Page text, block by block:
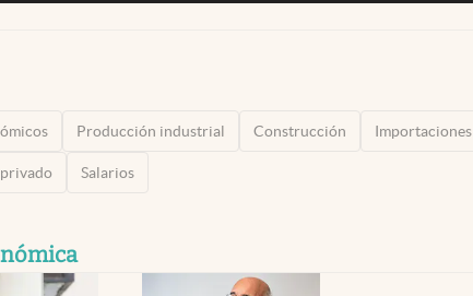
Producción industrial Construcción Importaciones
Salarios